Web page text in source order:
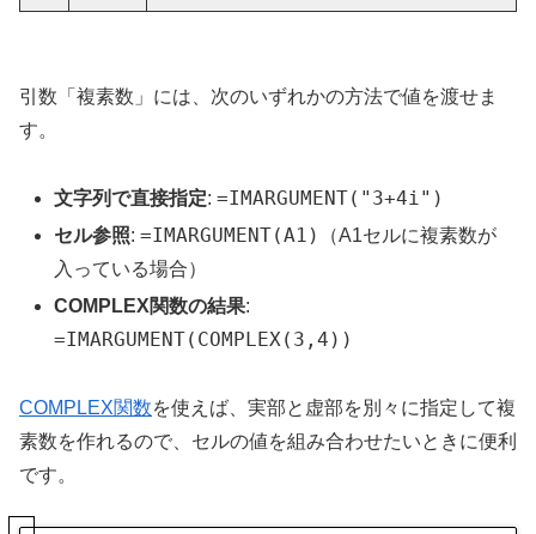
引数「複素数」には、次のいずれかの方法で値を渡せま
す。
文字列で直接指定:=IMARGUMENT("3+4i")
セル参照:=IMARGUMENT(A1)
（A1セルに複素数が
入っている場合）
COMPLEX関数の結果:
=IMARGUMENT(COMPLEX(3,4))
COMPLEX関数を使えば、実部と虚部を別々に指定して複
素数を作れるので、セルの値を組み合わせたいときに便利
です。